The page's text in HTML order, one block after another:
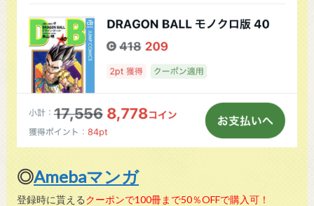
◎Amebaマンガ
登録時に貰えるクーポンで100冊まで50％OFFで購入可！